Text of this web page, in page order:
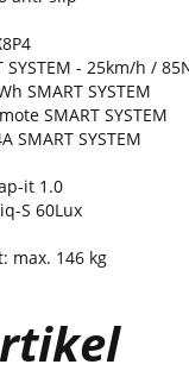
SYSTEM - 25km/h /
SMART SYSTEM
SMART SYSTEM
SMART SYSTEM
it 1.0
S 60Lux
max. 146 kg